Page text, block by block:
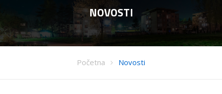
NOVOSTI
Početna Novosti